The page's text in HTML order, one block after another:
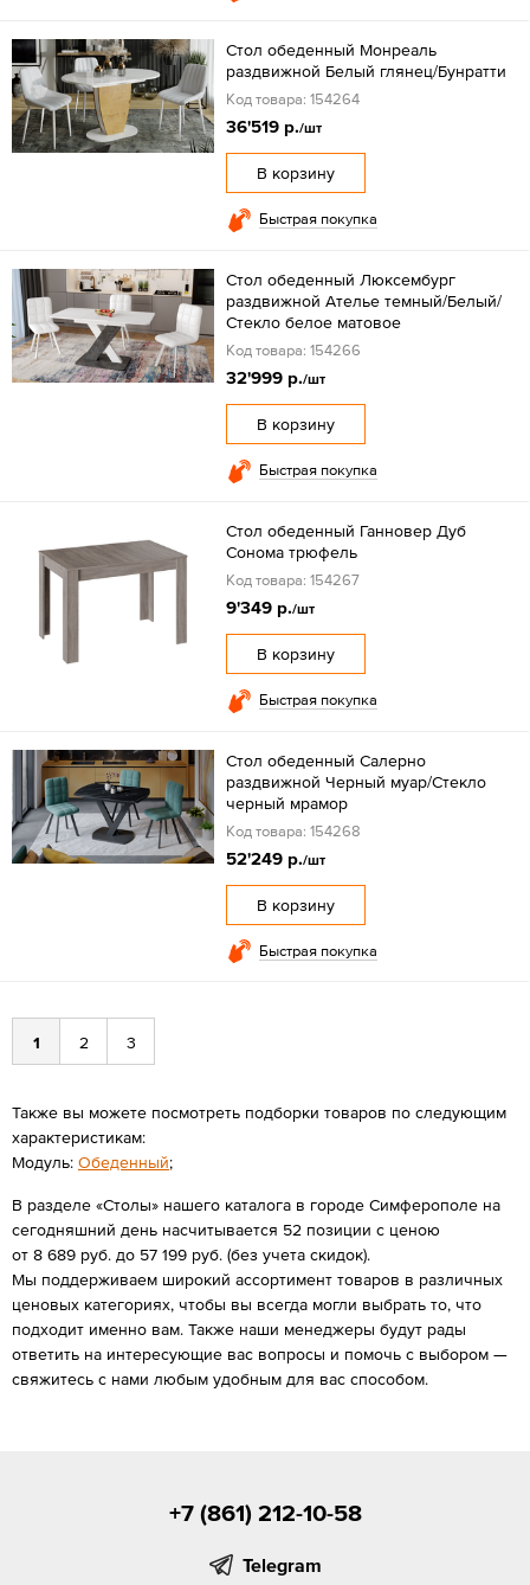
Стол обеденный Монреаль
раздвижной Белый глянец/Бунратти
Код товара: 154264
36'519 р./шт
В корзину
Быстрая покупка
Стол обеденный Люксембург
раздвижной Ателье темный/Белый/
Стекло белое матовое
Код товара: 154266
32'999 р./шт
В корзину
Быстрая покупка
Стол обеденный Ганновер Дуб
Сонома трюфель
Код товара: 154267
9'349 р./шт
В корзину
Быстрая покупка
Стол обеденный Салерно
раздвижной Черный муар/Стекло
черный мрамор
Код товара: 154268
52'249 р./шт
В корзину
Быстрая покупка
1 2 3
Также вы можете посмотреть подборки товаров по следующим
характеристикам:
Модуль: Обеденный;
В разделе «Столы» нашего каталога в городе Симферополе на
сегодняшний день насчитывается 52 позиции с ценою
от 8 689 руб. до 57 199 руб. (без учета скидок).
Мы поддерживаем широкий ассортимент товаров в различных
ценовых категориях, чтобы вы всегда могли выбрать то, что
подходит именно вам. Также наши менеджеры будут рады
ответить на интересующие вас вопросы и помочь с выбором —
свяжитесь с нами любым удобным для вас способом.
+7 (861) 212-10-58
Telegram